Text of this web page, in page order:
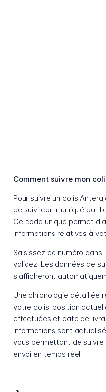
Comment suivre mon
Pour suivre un colis
de suivi communiqué par
Ce code unique permet
informations relatives à
Saisissez ce numéro dans
validez. Les données de
s'afficheront
Une chronologie détaillée
votre colis: position
effectuées et date de
informations sont
vous permettant de
envoi en temps réel.